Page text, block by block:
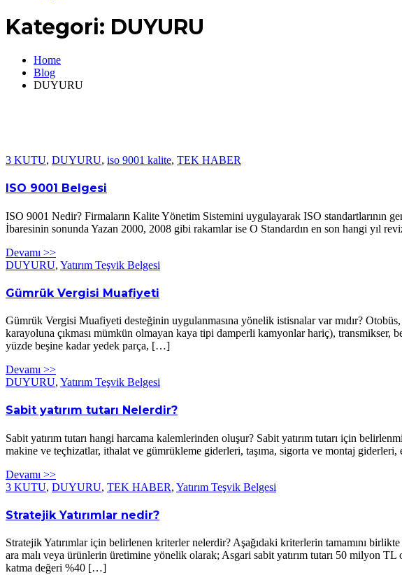
Kategori: DUYURU
Home
Blog
DUYURU
3 KUTU, DUYURU, iso 9001 kalite, TEK HABER
ISO 9001 Belgesi
ISO 9001 Nedir? Firmaların Kalite Yönetim Sistemini uygulayarak ISO standartlarının
İbaresinin sonunda Yazan 2000, 2008 gibi rakamlar ise O Standardın en son hangi yıl
Devamı >>
DUYURU, Yatırım Teşvik Belgesi
Gümrük Vergisi Muafiyeti
Gümrük Vergisi Muafiyeti desteğinin uygulanmasına yönelik istisnalar var mıdır?
karayoluna çıkması mümkün olmayan kaya tipi damperli kamyonlar hariç),
yüzde beşine kadar yedek parça, […]
Devamı >>
DUYURU, Yatırım Teşvik Belgesi
Sabit yatırım tutarı Nelerdir?
Sabit yatırım tutarı hangi harcama kalemlerinden oluşur? Sabit yatırım tutarı için
makine ve teçhizatlar, ithalat ve gümrükleme giderleri, taşıma, sigorta ve montaj
Devamı >>
3 KUTU, DUYURU, TEK HABER, Yatırım Teşvik Belgesi
Stratejik Yatırımlar nedir?
Stratejik Yatırımlar için belirlenen kriterler nelerdir? Aşağıdaki kriterlerin tamamını
ara malı veya ürünlerin üretimine yönelik olarak; Asgari sabit yatırım tutarı 50 milyon
katma değeri %40 […]